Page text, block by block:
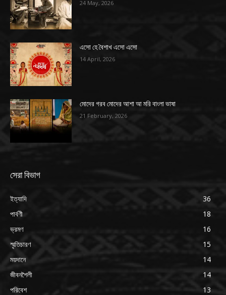
24 May, 2026
এসো হে বৈশাখ এসো এসো
14 April, 2026
মোদের গরব মোদের আশা আ মরি বাংলা ভাষা
21 February, 2026
সেরা বিভাগ
ইত্যাদি
36
পার্বণী
18
ভ্রমণ
16
স্মৃতিচারণ
15
ময়দানে
14
জীবনশৈলী
14
পরিবেশ
13